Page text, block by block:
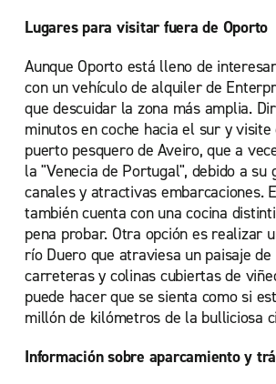
Lugares para visitar fuera de Oporto
Aunque Oporto está lleno de
con un vehículo de alquiler de
que descuidar la zona más amplia.
minutos en coche hacia el sur y
puerto pesquero de Aveiro, que a
la "Venecia de Portugal", debido a su
canales y atractivas embarcaciones.
también cuenta con una cocina
pena probar. Otra opción es realizar
río Duero que atraviesa un paisaje de
carreteras y colinas cubiertas de
puede hacer que se sienta como si
millón de kilómetros de la bulliciosa
Información sobre aparcamiento y